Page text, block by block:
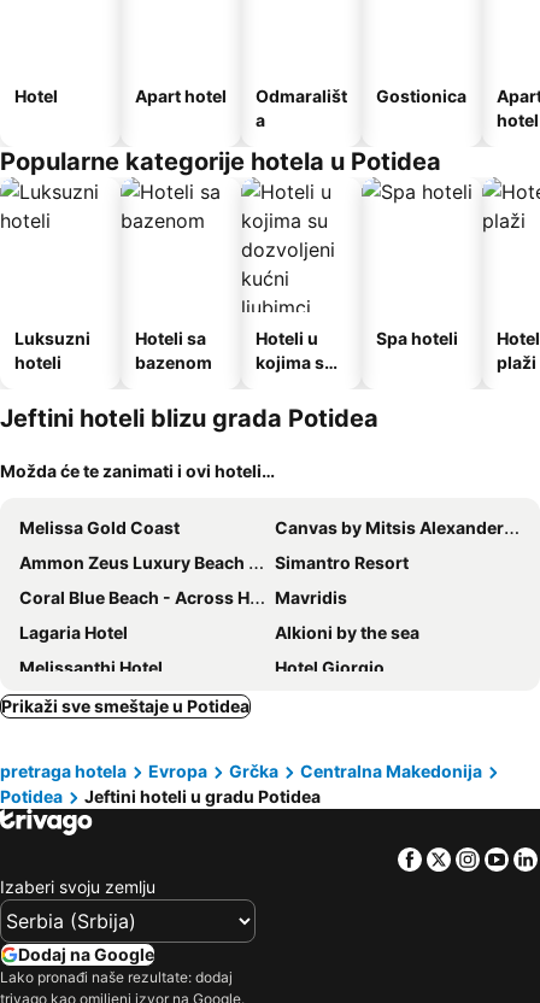
Hotel Apart hotel
Odmarališt
a
Gostionica
hotel
Popularne kategorije hotela u Potidea
Luksuzni
hoteli
Hoteli sa
bazenom
Hoteli u
kojima su
kućni
ljubimci
Spa hoteli
plaži
Jeftini hoteli blizu grada Potidea
Možda će te zanimati i ovi hoteli…
Melissa Gold Coast
Canvas by Mitsis Alexander the Great
Ammon Zeus Luxury Beach Hotel
Simantro Resort
Coral Blue Beach - Across Hotels & Resorts
Mavridis
Lagaria Hotel
Alkioni by the sea
Melissanthi Hotel
Hotel Giorgio
Sokratis Hotel
Villa Eleni
Marialena
Perla Halkidiki
Ikos Olivia
Potidea Golden Beach - Across Hotels & Resorts
Margarita Sea Side Hotel
Siviris Golden Beach
Samel Hotel
Pashos Hotel
Sunny Hill
Prikaži sve smeštaje u Potidea
pretraga hotela Evropa Grčka
Centralna Makedonija
Potidea
Jeftini hoteli u gradu Potidea
Facebook
Twitter
Izaberi svoju zemlju
Dodaj na Google
Lako pronađi naše rezultate: dodaj
trivago kao omiljeni izvor na Google.